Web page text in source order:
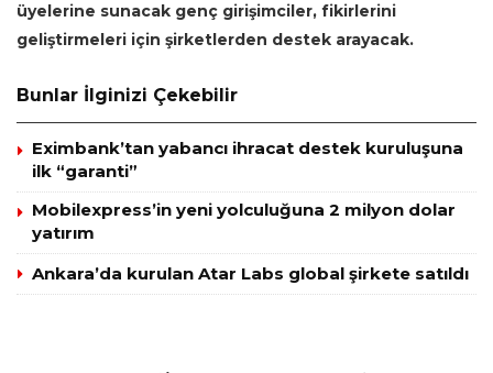
üyelerine sunacak genç girişimciler, fikirlerini
geliştirmeleri için şirketlerden destek arayacak.
Bunlar İlginizi Çekebilir
Eximbank’tan yabancı ihracat destek kuruluşuna
ilk “garanti”
Mobilexpress’in yeni yolculuğuna 2 milyon dolar
yatırım
Ankara’da kurulan Atar Labs global şirkete satıldı